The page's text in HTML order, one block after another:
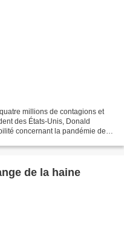
millions de contagions et
des États-Unis, Donald
concernant la pandémie de
de la haine